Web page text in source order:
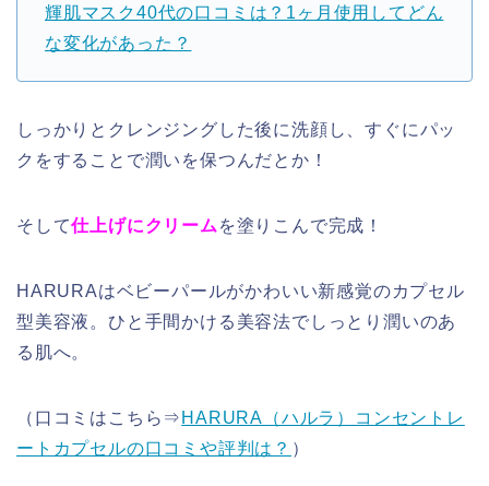
輝肌マスク40代の口コミは？1ヶ月使用してどん
な変化があった？
しっかりとクレンジングした後に洗顔し、すぐにパッ
クをすることで潤いを保つんだとか！
そして仕上げにクリーム を塗りこんで完成！
HARURAはベビーパールがかわいい新感覚のカプセル
型美容液。ひと手間かける美容法でしっとり潤いのあ
る肌へ。
（口コミはこちら⇒ HARURA（ハルラ）コンセントレ
ートカプセルの口コミや評判は？ ）